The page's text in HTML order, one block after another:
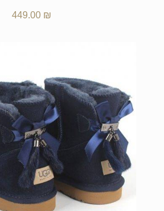
449.00 ₪